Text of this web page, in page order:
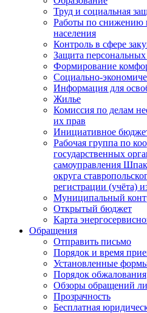
Труд и социальная
Работы по снижению
населения
Контроль в сфере
Защита
Формирование
Социально-
Информация для
Жилье
Комиссия по делам
их прав
Инициативное
Рабочая группа по
государственных
самоуправления
округа
регистрации (учёта)
Муниципальный
Открытый бюджет
Карта
Обращения
Отправить письмо
Порядок и время
Установленные
Порядок обжалования
Обзоры обращений
Прозрачность
Бесплатная